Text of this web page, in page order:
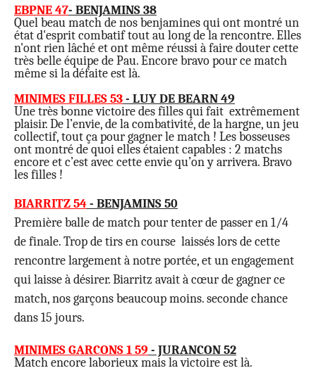
EBPNE 47- BENJAMINS 38
Quel beau match de nos benjamines qui ont montré un
état d'esprit combatif tout au long de la rencontre. Elles
n'ont rien lâché et ont même réussi à faire douter cette
très belle équipe de Pau. Encore bravo pour ce match
même si la défaite est là.
MINIMES FILLES 53- LUY DE BEARN 49
Une très bonne victoire des filles qui fait extrêmement
plaisir. De l’envie, de la combativité, de la hargne, un jeu
collectif, tout ça pour gagner le match ! Les bosseuses
ont montré de quoi elles étaient capables : 2 matchs
encore et c’est avec cette envie qu’on y arrivera. Bravo
les filles !
BIARRITZ 54- BENJAMINS 50
Première balle de match pour tenter de passer en 1/4
de finale. Trop de tirs en course laissés lors de cette
rencontre largement à notre portée, et un engagement
qui laisse à désirer. Biarritz avait à cœur de gagner ce
match, nos garçons beaucoup moins. seconde chance
dans 15 jours.
MINIMES GARCONS 1 59- JURANCON 52
Match encore laborieux mais la victoire est là.